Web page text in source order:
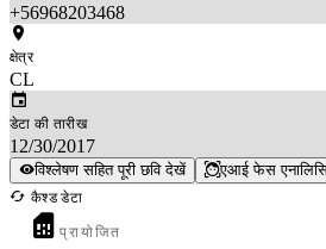
+56968203468
क्षेत्र
CL
डेटा की तारीख
12/30/2017
विश्लेषण सहित पूरी छवि देखें एआई फेस
कैश्ड डेटा
प्रायोजित